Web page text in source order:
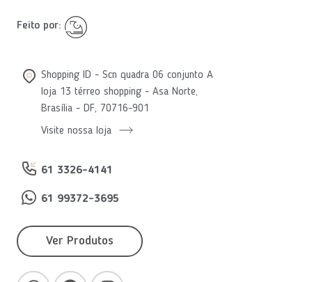
Feito por:
Shopping ID - Scn quadra 06 conjunto A
loja 13 térreo shopping - Asa Norte,
Brasília - DF, 70716-901
Visite nossa loja
61 3326-4141
61 99372-3695
Ver Produtos